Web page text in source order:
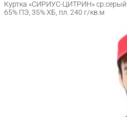
Куртка «СИРИУС-ЦИТРИН» ср.серый
65% ПЭ, 35% ХБ, пл. 240 г/кв.м